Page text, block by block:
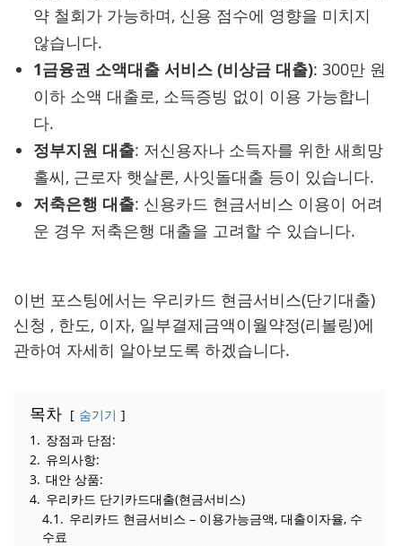
약 철회가 가능하며, 신용 점수에 영향을 미치지
않습니다.
1금융권 소액대출 서비스 (비상금 대출): 300만 원
이하 소액 대출로, 소득증빙 없이 이용 가능합니
다.
정부지원 대출: 저신용자나 소득자를 위한 새희망
홀씨, 근로자 햇살론, 사잇돌대출 등이 있습니다.
저축은행 대출: 신용카드 현금서비스 이용이 어려
운 경우 저축은행 대출을 고려할 수 있습니다.
이번 포스팅에서는 우리카드 현금서비스(단기대출)
신청 , 한도, 이자, 일부결제금액이월약정(리볼링)에
관하여 자세히 알아보도록 하겠습니다.
목차
숨기기
1. 장점과 단점:
2. 유의사항:
3. 대안 상품:
4. 우리카드 단기카드대출(현금서비스)
4.1. 우리카드 현금서비스 – 이용가능금액, 대출이자율, 수
수료